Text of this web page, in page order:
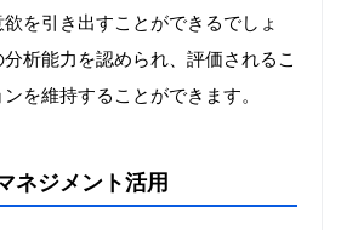
を引き出すことができるでしょ
析能力を認められ、評価されるこ
を維持することができます。
ネジメント活用